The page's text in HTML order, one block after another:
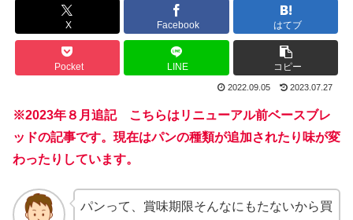
X Facebook はてブ
Pocket LINE コピー
2022.09.05 2023.07.27
※2023年８月追記 こちらはリニューアル前ベースブレ
ッドの記事です。現在はパンの種類が追加されたり味が変
わったりしています。
パンって、賞味期限そんなにもたないから買